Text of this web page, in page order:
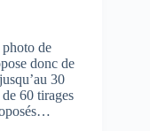
de
donc de
30
60 tirages